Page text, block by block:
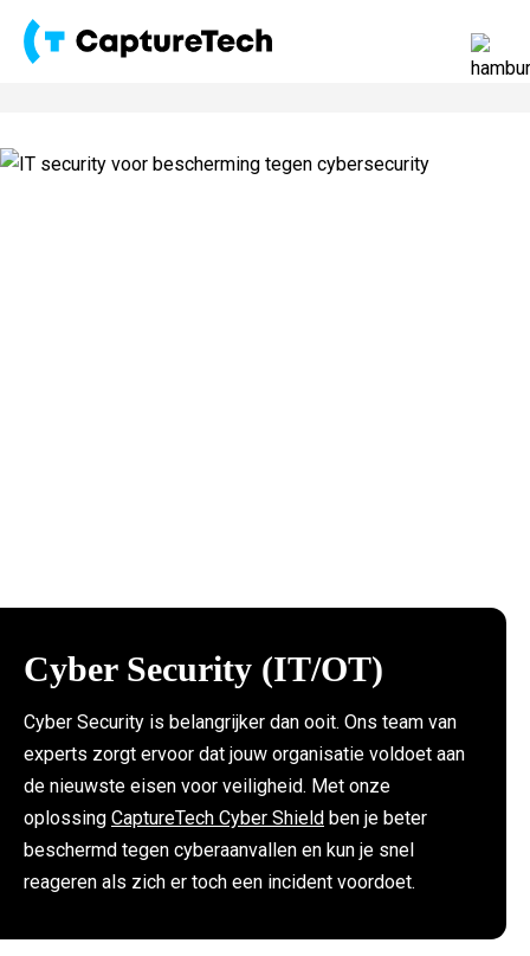
Cyber Security (IT/OT)
Cyber Security is belangrijker dan ooit. Ons team van
experts zorgt ervoor dat jouw organisatie voldoet aan
de nieuwste eisen voor veiligheid. Met onze
oplossing CaptureTech Cyber Shield ben je beter
beschermd tegen cyberaanvallen en kun je snel
reageren als zich er toch een incident voordoet.